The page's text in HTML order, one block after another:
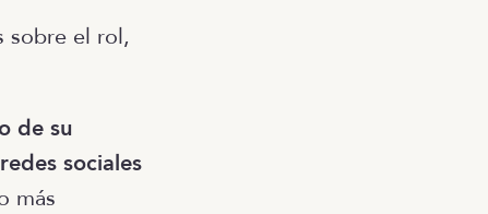
sobre el rol,
de su
sociales
más